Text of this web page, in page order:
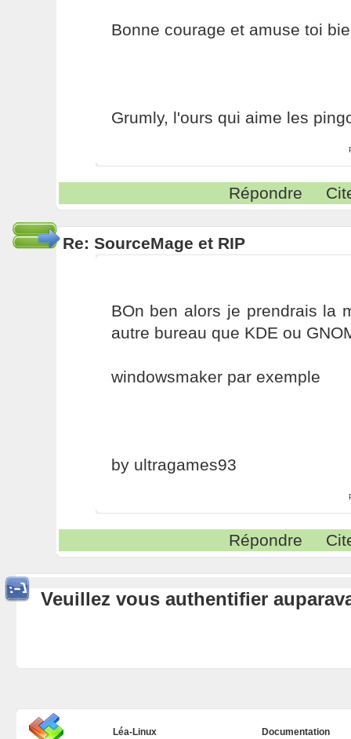
Bonne courage et amuse toi
Grumly, l'ours qui aime les
Répondre
Re: SourceMage et RIP
BOn ben alors je prendrais la
autre bureau que KDE ou
windowsmaker par exemple
by ultragames93
Répondre
Veuillez vous authentifier
Léa-Linux
Documentation